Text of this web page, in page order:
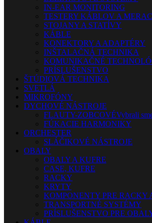
IN-EAR MONITORING
TESTERY KÁBLOV A
STOJANY A STATÍVY
KÁBLE
KONEKTORY A ADAPTÉRY
INŠTALAČNÁ TECHNIKA
KOMUNIKAČNÉ
PRÍSLUŠENSTVO
ŠTÚDIOVÁ TECHNIKA
SVETLÁ
MIKROFÓNY
DYCHOVÉ NÁSTROJE
FLAUTY-ZOBCOVÉVybrali
FÚKACIE HARMONIKY
ORCHESTER
SLÁČIKOVÉ NÁSTROJE
OBALY
OBALY A KUFRE
CASE, KUFRE
RACKY
KRYTY
KOMPONENTY PRE RACKY
TRANSPORTNÉ SYSTÉMY
PRÍSLUŠENSTVO PRE